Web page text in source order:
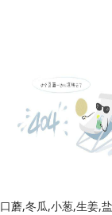
口蘑,冬瓜,小葱,生姜,